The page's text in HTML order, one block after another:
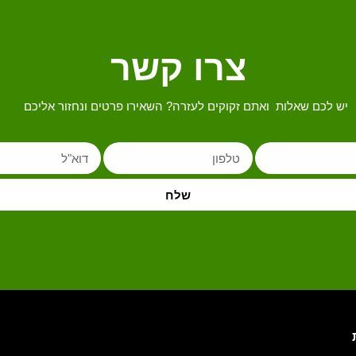
צרו קשר
יש לכם שאלות ואתם זקוקים לעזרה? השאירו פרטים ונחזור אליכם
שלח